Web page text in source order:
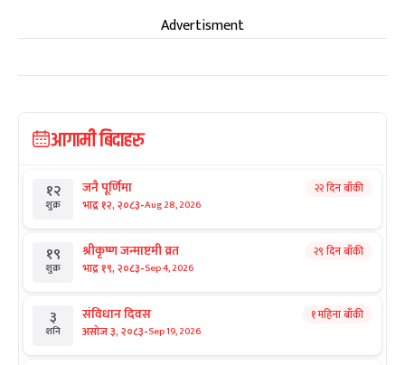
Advertisment
आगामी बिदाहरु
१२
शुक्र
जनै पूर्णिमा
भाद्र १२, २०८३-Aug 28, 2026
२२ दिन बाँकी
१९
शुक्र
श्रीकृष्ण जन्माष्टमी व्रत
भाद्र १९, २०८३-Sep 4, 2026
२९ दिन बाँकी
३
शनि
संविधान दिवस
असोज ३, २०८३-Sep 19, 2026
१ महिना बाँकी